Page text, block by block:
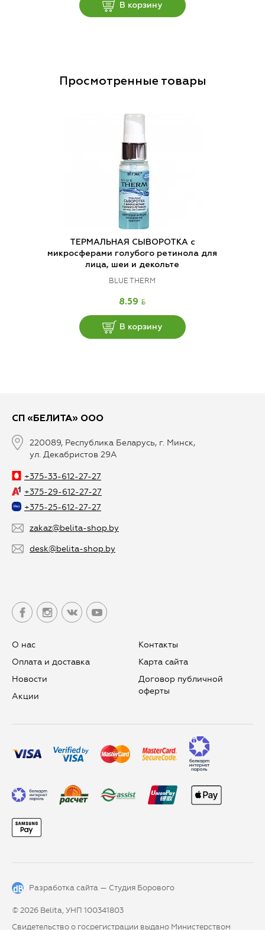
В корзину
Просмотренные товары
ТЕРМАЛЬНАЯ СЫВОРОТКА с
микросферами голубого ретинола для
лица, шеи и декольте
BLUE THERM
8.59 BYN
В корзину
СП «БЕЛИТА» ООО
220089, Республика Беларусь, г. Минск,
ул. Декабристов 29А
+375-33-612-27-27
+375-29-612-27-27
+375-25-612-27-27
zakaz@belita-shop.by
desk@belita-shop.by
О нас
Оплата и доставка
Новости
Aкции
Контакты
Карта сайта
Договор публичной
оферты
Разработка сайта — Студия Борового
© 2026 Belita, УНП 100341803
Свидетельство о госрегистрации выдано Министерством